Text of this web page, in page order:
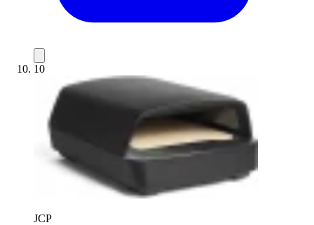
10
JCP